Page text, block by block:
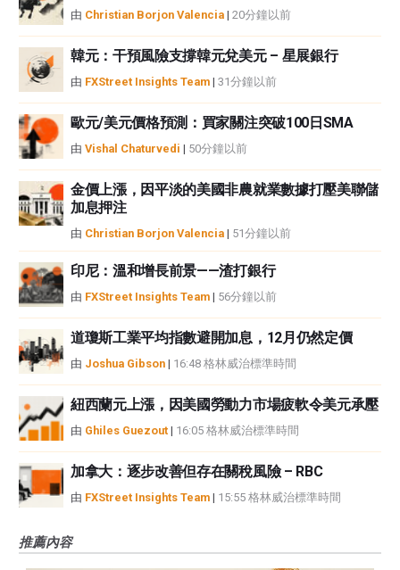
中都沒有頭寸，也沒有與文中提到的任何公司有業務關係。除了FXStreet，作
者沒有收到撰寫這篇文章的報酬。
FXStreet和作者不提供個性化的建議。作者對該資訊的準確性、完整性或適用
性不作任何陳述。FXStreet和作者將不承擔任何錯誤，遺漏或任何損失，傷害
或損害由此資訊及其顯示或使用引起的。錯誤和遺漏除外。本文作者和
FXStreet並非註冊投資顧問，本文內容無意提供任何投資建議。
由 Christian Borjon Valencia | 20分鐘以前
韓元：干預風險支撐韓元兌美元 – 星展銀行
由 FXStreet Insights Team | 31分鐘以前
歐元/美元價格預測：買家關注突破100日SMA
由 Vishal Chaturvedi | 50分鐘以前
金價上漲，因平淡的美國非農就業數據打壓美聯儲
加息押注
由 Christian Borjon Valencia | 51分鐘以前
印尼：溫和增長前景——渣打銀行
由 FXStreet Insights Team | 56分鐘以前
道瓊斯工業平均指數避開加息，12月仍然定價
由 Joshua Gibson | 16:48 格林威治標準時間
紐西蘭元上漲，因美國勞動力市場疲軟令美元承壓
由 Ghiles Guezout | 16:05 格林威治標準時間
加拿大：逐步改善但存在關稅風險 – RBC
由 FXStreet Insights Team | 15:55 格林威治標準時間
推薦內容